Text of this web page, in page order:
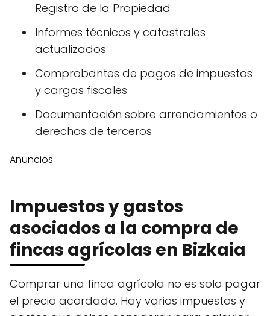
Registro de la Propiedad
Informes técnicos y catastrales
actualizados
Comprobantes de pagos de impuestos
y cargas fiscales
Documentación sobre arrendamientos o
derechos de terceros
Anuncios
Impuestos y gastos
asociados a la compra de
fincas agrícolas en Bizkaia
Comprar una finca agrícola no es solo pagar
el precio acordado. Hay varios impuestos y